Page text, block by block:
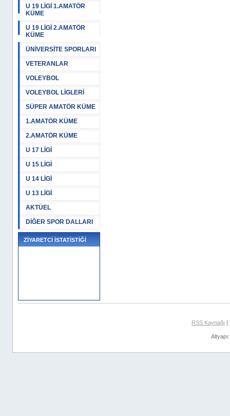
U 19 LİGİ 1.AMATÖR
KÜME
U 19 LİGİ 2.AMATÖR
KÜME
ÜNİVERSİTE SPORLARI
VETERANLAR
VOLEYBOL
VOLEYBOL LİGLERİ
SÜPER AMATÖR KÜME
1.AMATÖR KÜME
2.AMATÖR KÜME
U 17 LİGİ
U 15 LİGİ
U 14 LİGİ
U 13 LİGİ
AKTÜEL
DİĞER SPOR DALLARI
ZİYARETCİ İSTATİSTİĞİ
RSS Kaynağı |